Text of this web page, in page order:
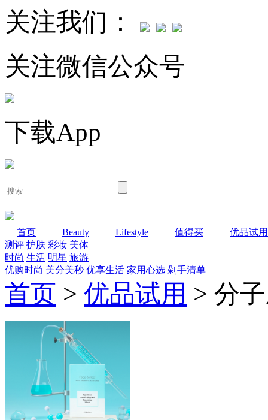
关注我们：
关注微信公众号
下载App
首页 Beauty Lifestyle 值得买
优品试用
测评 护肤 彩妆 美体
时尚 生活 明星 旅游
优购时尚 美分美秒 优享生活 家用心选 剁手清单
首页 > 优品试用 > 分